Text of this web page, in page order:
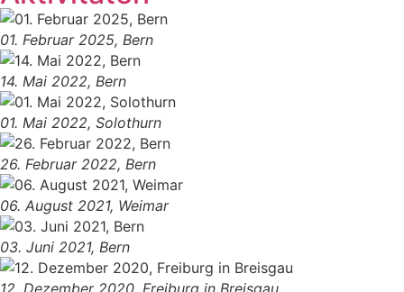
01. Februar 2025, Bern
14. Mai 2022, Bern
01. Mai 2022, Solothurn
26. Februar 2022, Bern
06. August 2021, Weimar
03. Juni 2021, Bern
12. Dezember 2020, Freiburg in Breisgau